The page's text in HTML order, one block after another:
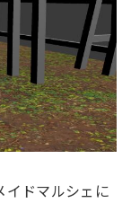
イドマルシェに